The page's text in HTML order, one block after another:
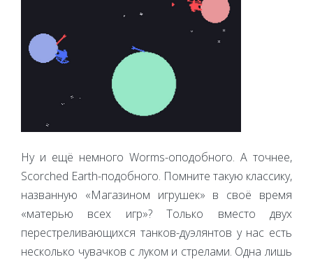
Ну и ещё немного Worms-оподобного. А точнее,
Scorched Earth-подобного. Помните такую классику,
названную «Магазином игрушек» в своё время
«матерью всех игр»? Только вместо двух
перестреливающихся танков-дуэлянтов у нас есть
несколько чувачков с луком и стрелами. Одна лишь